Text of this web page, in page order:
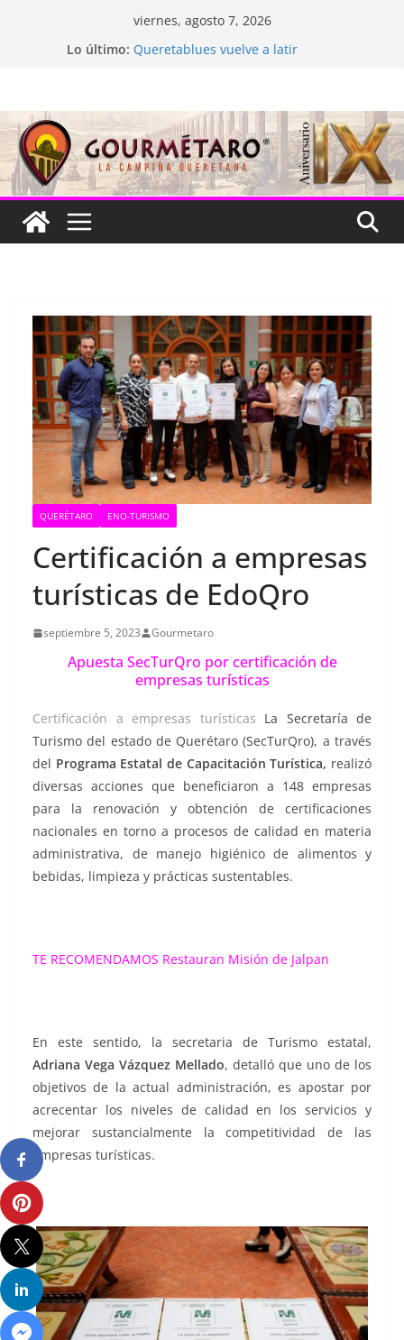
viernes, agosto 7, 2026
Lo último: Queretablues vuelve a latir
Cascada Cueva Longa
QUERÉTARO ENO-TURISMO
Certificación a empresas
turísticas de EdoQro
septiembre 5, 2023 Gourmetaro
Apuesta SecTurQro por certificación de
empresas turísticas
Certificación a empresas turísticas La Secretaría de
Turismo del estado de Querétaro (SecTurQro), a través
del Programa Estatal de Capacitación Turística, realizó
diversas acciones que beneficiaron a 148 empresas
para la renovación y obtención de certificaciones
nacionales en torno a procesos de calidad en materia
administrativa, de manejo higiénico de alimentos y
bebidas, limpieza y prácticas sustentables.
TE RECOMENDAMOS Restauran Misión de Jalpan
En este sentido, la secretaria de Turismo estatal,
Adriana Vega Vázquez Mellado, detalló que uno de los
objetivos de la actual administración, es apostar por
acrecentar los niveles de calidad en los servicios y
mejorar sustancialmente la competitividad de las
empresas turísticas.